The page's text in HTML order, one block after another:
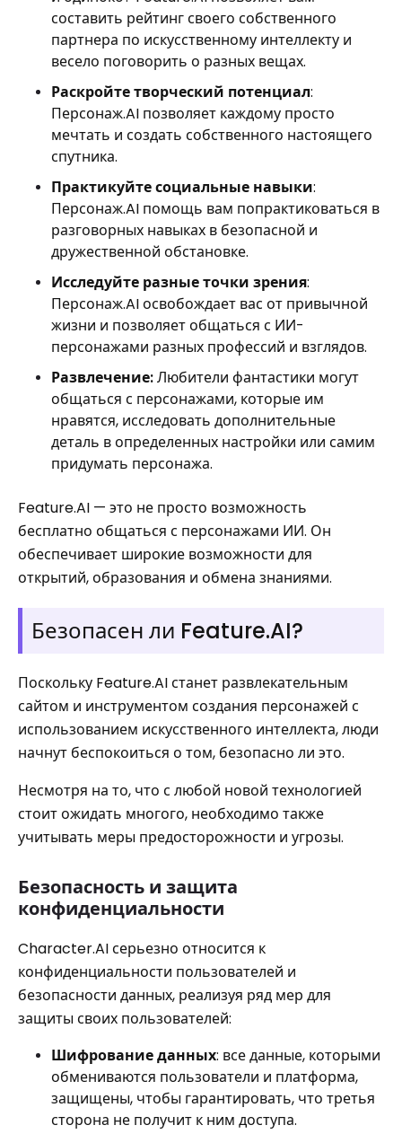
составить рейтинг своего собственного
партнера по искусственному интеллекту и
весело поговорить о разных вещах.
Раскройте творческий потенциал:
Персонаж.AI позволяет каждому просто
мечтать и создать собственного настоящего
спутника.
Практикуйте социальные навыки:
Персонаж.AI помощь вам попрактиковаться в
разговорных навыках в безопасной и
дружественной обстановке.
Исследуйте разные точки зрения:
Персонаж.AI освобождает вас от привычной
жизни и позволяет общаться с ИИ-
персонажами разных профессий и взглядов.
Развлечение:Любители фантастики могут
общаться с персонажами, которые им
нравятся, исследовать дополнительные
деталь в определенных настройки или самим
придумать персонажа.
Feature.AI — это не просто возможность
бесплатно общаться с персонажами ИИ. Он
обеспечивает широкие возможности для
открытий, образования и обмена знаниями.
Безопасен ли Feature.AI?
Поскольку Feature.AI станет развлекательным
сайтом и инструментом создания персонажей с
использованием искусственного интеллекта, люди
начнут беспокоиться о том, безопасно ли это.
Несмотря на то, что с любой новой технологией
стоит ожидать многого, необходимо также
учитывать меры предосторожности и угрозы.
Безопасность и защита
конфиденциальности
Character.AI серьезно относится к
конфиденциальности пользователей и
безопасности данных, реализуя ряд мер для
защиты своих пользователей:
Шифрование данных: все данные, которыми
обмениваются пользователи и платформа,
защищены, чтобы гарантировать, что третья
сторона не получит к ним доступа.